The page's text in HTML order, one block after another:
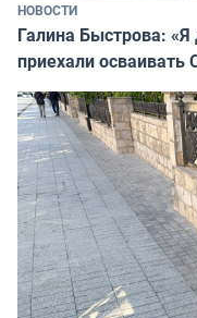
НОВОСТИ
Галина Быстрова:
приехали осваивать